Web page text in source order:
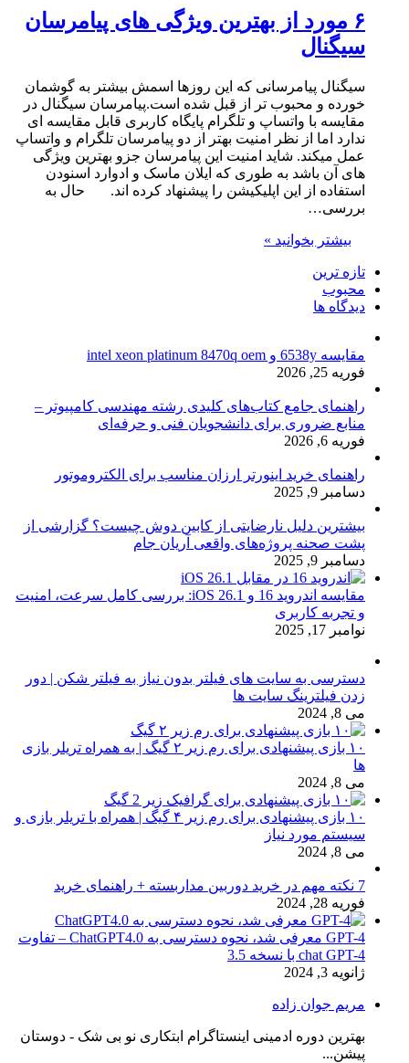
۶ مورد از بهترین ویژگی های پیامرسان
سیگنال
سیگنال پیامرسانی که این روزها اسمش بیشتر به گوشمان
خورده و محبوب تر از قبل شده است.پیامرسان سیگنال در
مقایسه با واتساپ و تلگرام پایگاه کاربری قابل مقایسه ای
ندارد اما از نظر امنیت بهتر از دو پیامرسان تلگرام و واتساپ
عمل میکند. شاید امنیت این پیامرسان جزو بهترین ویژگی
های آن باشد به طوری که ایلان ماسک و ادوارد اسنودن
استفاده از این اپلیکیشن را پیشنهاد کرده اند. حال به
بررسی…
بیشتر بخوانید »
تازه ترین
محبوب
دیدگاه ها
مقایسه 6538y و intel xeon platinum 8470q oem
فوریه 25, 2026
راهنمای جامع کتاب‌های کلیدی رشته مهندسی کامپیوتر –
منابع ضروری برای دانشجویان فنی و حرفه‌ای
فوریه 6, 2026
راهنمای خرید اینورتر ارزان مناسب برای الکتروموتور
دسامبر 9, 2025
بیشترین دلیل نارضایتی از کابین دوش چیست؟ گزارشی از
پشت صحنه پروژه‌های واقعی آریان جام
دسامبر 9, 2025
مقایسه اندروید 16 و iOS 26.1: بررسی کامل سرعت، امنیت
و تجربه کاربری
نوامبر 17, 2025
دسترسی به سایت های فیلتر بدون نیاز به فیلتر شکن | دور
زدن فیلترینگ سایت ها
می 8, 2024
۱۰ بازی پیشنهادی برای رم زیر ۲ گیگ | به همراه تریلر بازی
ها
می 8, 2024
۱۰ بازی پیشنهادی برای رم زیر ۴ گیگ | همراه با تریلر بازی و
سیستم مورد نیاز
می 8, 2024
7 نکته مهم در خرید دوربین مداربسته + راهنمای خرید
فوریه 28, 2024
GPT-4 معرفی شد، نحوه دسترسی به ChatGPT4.0 – تفاوت
chat GPT-4 با نسخه 3.5
ژانویه 3, 2024
مریم جوان زاده
بهترین دوره ادمینی اینستاگرام ابتکاری نو بی شک - دوستان
پیشن...